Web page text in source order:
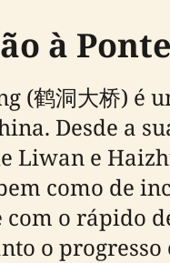
à
(鹤洞大桥) é
Desde a
Liwan e
como de
o rápido
o